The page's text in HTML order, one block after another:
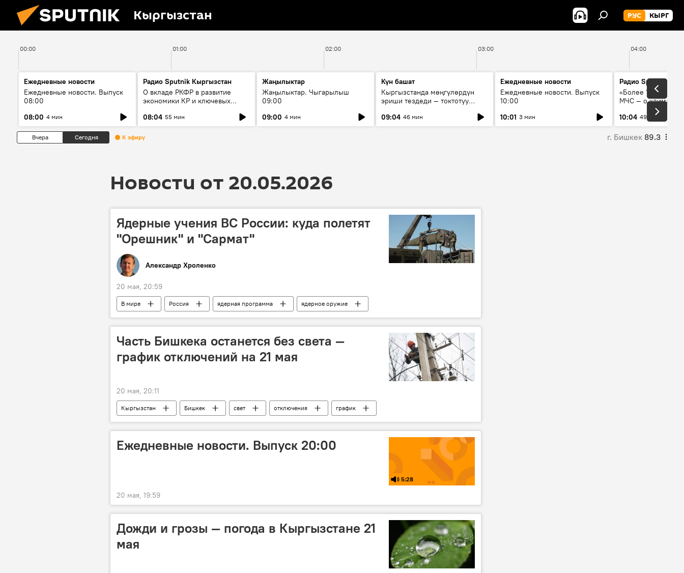
Кыргызстан РУС КЫРГ
00:00 01:00 02:00 03:00 04:00
Ежедневные новости
Ежедневные новости. Выпуск
08:00
08:00 4 мин
Радио Sputnik Кыргызстан
О вкладе РКФР в развитие
экономики КР и ключевых
08:04 55 мин
Жаңылыктар
Жаңылыктар. Чыгарылыш
09:00
09:00 4 мин
Күн башат
Кыргызстанда мөңгүлөрдүн
эриши тездеди — токтотуу
09:04 46 мин
Ежедневные новости
Ежедневные новости. Выпуск
10:00
10:01 3 мин
Радио Sputnik
«Более 1200 сёл в
МЧС — о климате,
системе
населения
10:04 49 мин
Вчера Сегодня К эфиру г. Бишкек 89.3
Новости от 20.05.2026
Ядерные учения ВС России: куда полетят
"Орешник" и "Сармат"
Александр Хроленко
20 мая, 20:59
В мире Россия ядерная программа
ядерное оружие
ядерная безопасность
учения Запад НАТО Евросоюз
Часть Бишкека останется без света —
график отключений на 21 мая
20 мая, 20:11
Кыргызстан Бишкек свет отключения график
Ежедневные новости. Выпуск 20:00
5:28
20 мая, 19:59
Дожди и грозы — погода в Кыргызстане 21
мая